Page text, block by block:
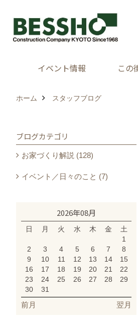
イベント情報 この
ホーム スタッフブログ
ブログカテゴリ
お家づくり解説 (128)
イベント／日々のこと (7)
2026年08月
日 月 火 水 木 金
土
1
2
3 4 5 6 7
8
9
10 11 12 13 14
15
16
17 18 19 20 21
22
23
24 25 26 27 28
29
30
31
前月 翌月